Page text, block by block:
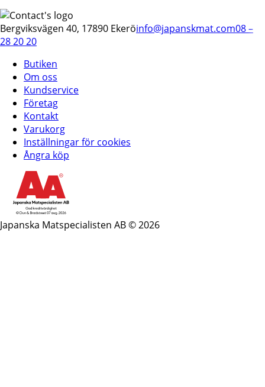
Bergviksvägen 40, 17890 Ekeröinfo@japanskmat.com08 –
28 20 20
Butiken
Om oss
Kundservice
Företag
Kontakt
Varukorg
Inställningar för cookies
Ångra köp
Japanska Matspecialisten AB © 2026